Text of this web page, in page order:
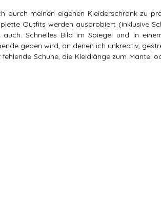
durch meinen eigenen Kleiderschrank zu
Outfits werden ausprobiert (inklusive
Schnelles Bild im Spiegel und in
geben wird, an denen ich unkreativ,
Schuhe, die Kleidlänge zum Mantel